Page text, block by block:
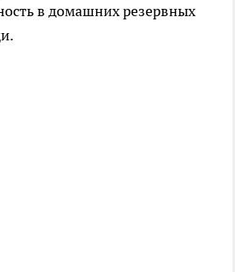
в домашних резервных